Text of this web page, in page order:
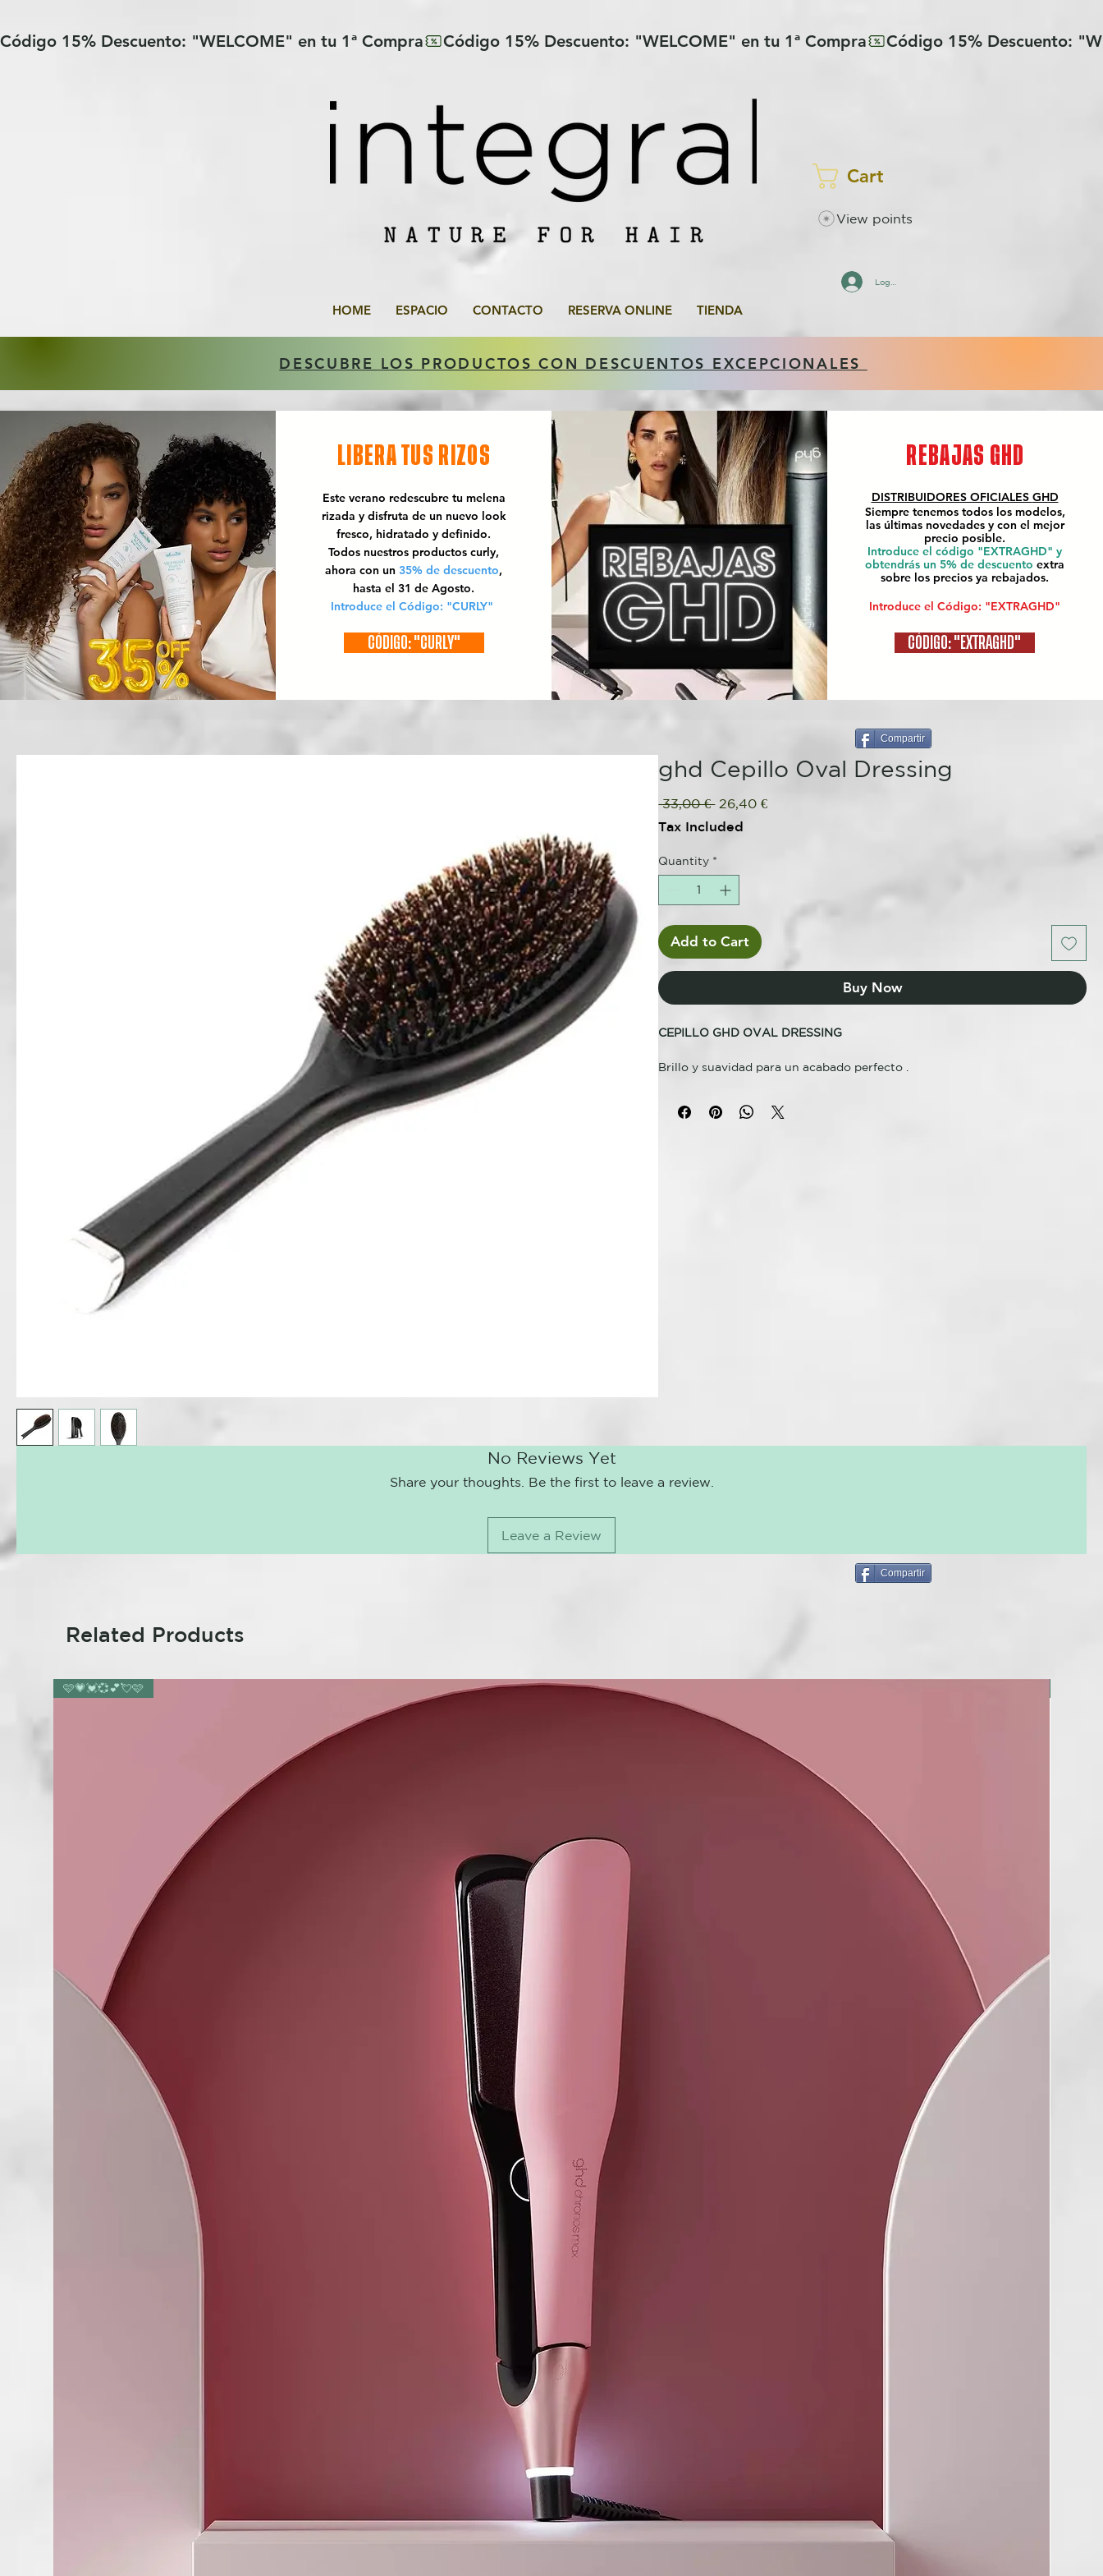
Código 15% Descuento: "WELCOME" en tu 1ª Compra
Cart
View points
Log In
HOME ESPACIO CONTACTO RESERVA ONLINE TIENDA
DESCUBRE LOS PRODUCTOS CON DESCUENTOS EXCEPCIONALES
LIBERA TUS RIZOS
Este verano redescubre tu melena
rizada y disfruta de un nuevo look
fresco, hidratado y definido.
Todos nuestros productos curly,
ahora con un 35% de descuento,
hasta el 31 de Agosto.
Introduce el Código: "CURLY"
CÓDIGO: "CURLY"
REBAJAS GHD
DISTRIBUIDORES OFICIALES GHD
Siempre tenemos todos los modelos,
las últimas novedades y con el mejor
precio posible.
Introduce el código "EXTRAGHD" y
obtendrás un 5% de descuento extra
sobre los precios ya rebajados.
Introduce el Código: "EXTRAGHD"
CÓDIGO: "EXTRAGHD"
ghd Cepillo Oval Dressing
33,00 € Regular
Price
26,40 €Sale
Tax Included
Quantity *
Add to Cart
Buy Now
CEPILLO GHD OVAL DRESSING
Brillo y suavidad para un acabado perfecto .
preparar el cabello más cercano al cuero cabelludo mientras creas
No Reviews Yet
Share your thoughts. Be the first to leave a review.
Leave a Review
Compartir
Compartir
Related Products
🩷💗💓💞💕💘🩷